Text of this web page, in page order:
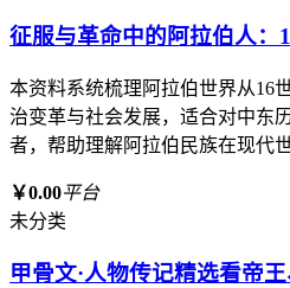
征服与革命中的阿拉伯人：
本资料系统梳理阿拉伯世界从16
治变革与社会发展，适合对中东
者，帮助理解阿拉伯民族在现代
￥0.00平台
未分类
甲骨文·人物传记精选看帝